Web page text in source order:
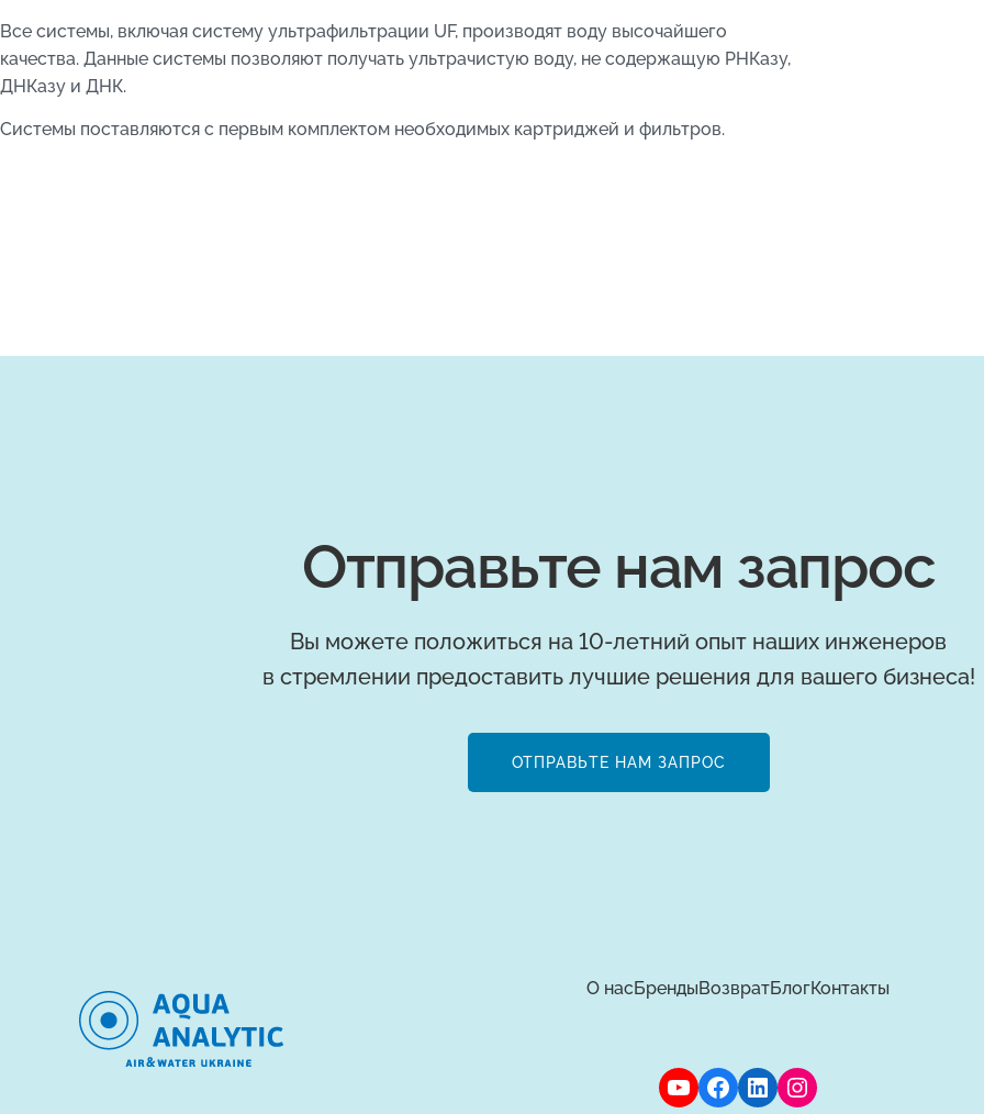
Все системы, включая систему ультрафильтрации UF, производят воду высочайшего
качества. Данные системы позволяют получать ультрачистую воду, не содержащую РНКазу,
ДНКазу и ДНК.
Системы поставляются с первым комплектом необходимых картриджей и фильтров.
Отправьте нам запрос
Вы можете положиться на 10-летний опыт наших инженеров
в стремлении предоставить лучшие решения для вашего бизнеса!
ОТПРАВЬТЕ НАМ ЗАПРОС
О насБрендыВозвратБлогКонтакты